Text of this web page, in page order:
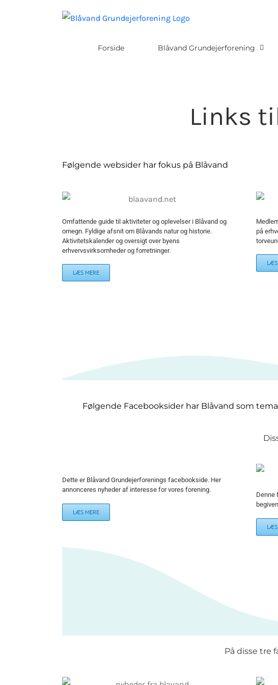
Forside Blåvand Grundejerforening
Links
Følgende websider har fokus på Blåvand
Omfattende guide til aktiviteter og oplevelser i Blåvand og
omegn. Fyldige afsnit om Blåvands natur og historie.
Aktivitetskalender og oversigt over byens
erhvervsvirksomheder og forretninger.
LÆS MERE
på
LÆS
Følgende Facebooksider har Blåvand som tema
Dette er Blåvand Grundejerforenings facebookside. Her
annonceres nyheder af interesse for vores forening.
LÆS MERE
Denne
LÆS
På disse tre